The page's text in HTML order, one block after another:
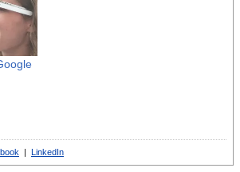
LinkedIn